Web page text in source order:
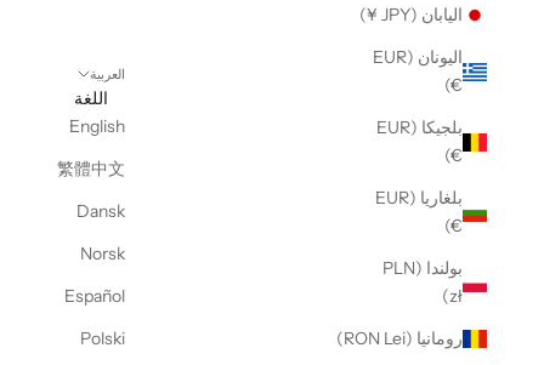
اليابان (JPY ¥)
اليونان (EUR
€)
بلجيكا (EUR
€)
بلغاريا (EUR
€)
بولندا (PLN
zł)
رومانيا (RON Lei)
العربية
اللغة
English
繁體中文
Dansk
Norsk
Español
Polski